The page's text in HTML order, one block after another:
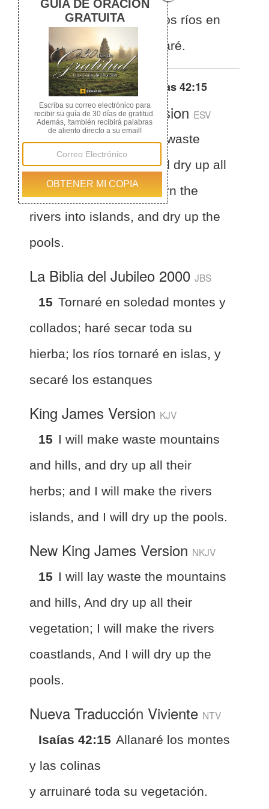
vegetación; convertiré los ríos en
islas, y las lagunas secaré.
Otras traducciones de Isaías 42:15
English Standard Version ESV
Isaiah 42:15 I will lay waste
mountains and hills, and dry up all
their vegetation; I will turn the
rivers into islands, and dry up the
pools.
La Biblia del Jubileo 2000 JBS
15 Tornaré en soledad montes y
collados; haré secar toda su
hierba; los ríos tornaré en islas, y
secaré los estanques
King James Version KJV
15 I will make waste mountains
and hills, and dry up all their
herbs; and I will make the rivers
islands, and I will dry up the pools.
New King James Version NKJV
15 I will lay waste the mountains
and hills, And dry up all their
vegetation; I will make the rivers
coastlands, And I will dry up the
pools.
Nueva Traducción Viviente NTV
Isaías 42:15 Allanaré los montes
y las colinas
y arruinaré toda su vegetación.